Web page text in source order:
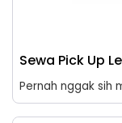
Sewa Pick Up
Pernah nggak sih